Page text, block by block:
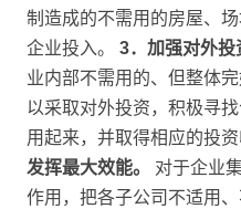
制造成的不需用的房屋、
企业投入。 3．加强对外投
业内部不需用的、但整体
以采取对外投资，积极寻
用起来，并取得相应的投资
发挥最大效能。
对于企业
作用，把各子公司不适用